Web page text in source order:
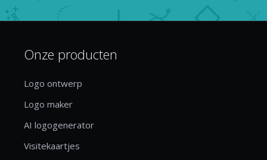
Onze producten
Logo ontwerp
Logo maker
AI logogenerator
Visitekaartjes